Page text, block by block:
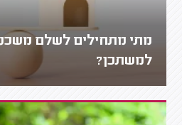
מתי מתחילים לשלם
למשתכן?